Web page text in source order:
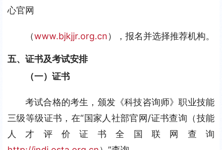
心官网
（www.bjkjjr.org.cn），报名并选择推荐机构。
五、证书及考试安排
（一）证书
考试合格的考生，颁发《科技咨询师》职业技能
三级等级证书，在“国家人社部官网/证书查询（技能